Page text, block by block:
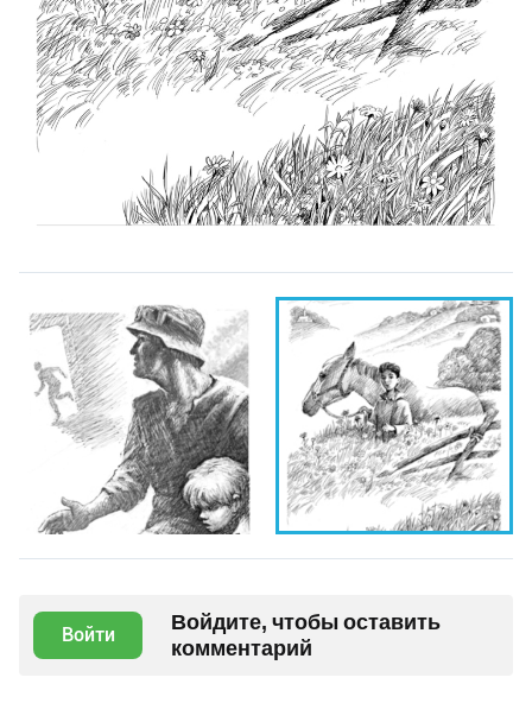
Войти
Войдите, чтобы оставить
комментарий